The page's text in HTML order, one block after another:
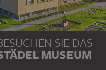
SIE DAS
MUSEUM